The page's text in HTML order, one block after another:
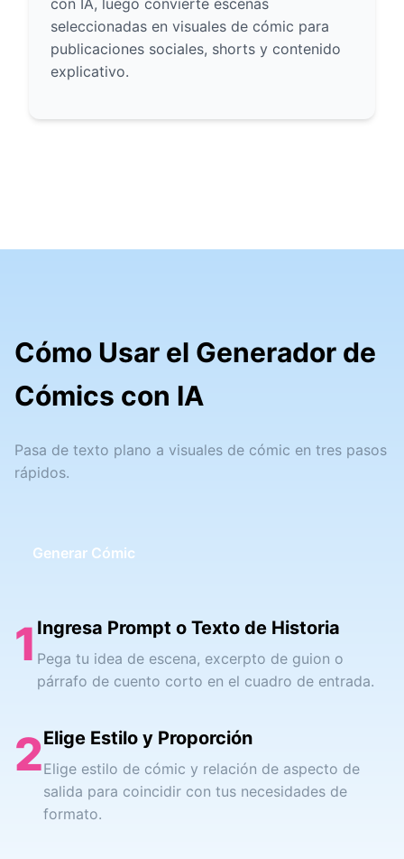
con IA, luego convierte escenas
seleccionadas en visuales de cómic para
publicaciones sociales, shorts y contenido
explicativo.
Cómo Usar el Generador de
Cómics con IA
Pasa de texto plano a visuales de cómic en tres pasos
rápidos.
Generar Cómic
1 Ingresa Prompt o Texto de Historia
Pega tu idea de escena, excerpto de guion o
párrafo de cuento corto en el cuadro de entrada.
2Elige Estilo y Proporción
Elige estilo de cómic y relación de aspecto de
salida para coincidir con tus necesidades de
formato.